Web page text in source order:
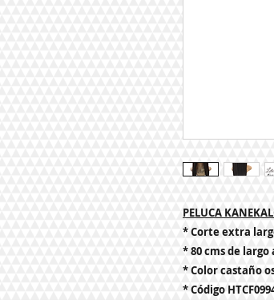
PELUCA
* Corte extra
* 80 cms de largo
* Color castaño
* Código